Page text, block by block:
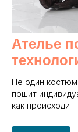
Ателье
Не один костюм
пошит
как